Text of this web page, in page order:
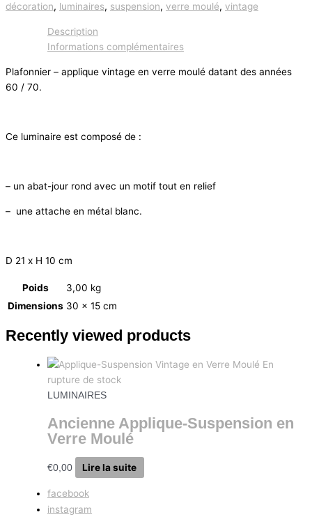
décoration, luminaires, suspension, verre moulé, vintage
Description
Informations complémentaires
Plafonnier – applique vintage en verre moulé datant des années
60 / 70.
Ce luminaire est composé de :
– un abat-jour rond avec un motif tout en relief
– une attache en métal blanc.
D 21 x H 10 cm
Poids
3,00 kg
Dimensions 30 × 15 cm
Recently viewed products
En
rupture de stock
LUMINAIRES
Ancienne Applique-Suspension en
Verre Moulé
€0,00 Lire la suite
facebook
instagram